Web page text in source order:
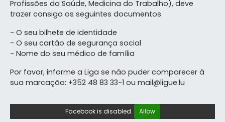
Profissões da Saúde, Medicina do Trabalho), deve
trazer consigo os seguintes documentos
- O seu bilhete de identidade
- O seu cartão de segurança social
- Nome do seu médico de família
Por favor, informe a Liga se não puder comparecer à
sua marcação: +352 48 83 33-1 ou mail@ligue.lu
Facebook is disabled. Allow